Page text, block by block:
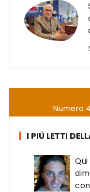
Numero
I PIÙ LETTI
Qui